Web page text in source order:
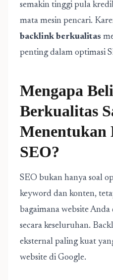
semakin tinggi pula
mata mesin pencari.
backlink berkualitas
penting dalam optimasi
Mengapa
Berkualitas
Menentukan
SEO?
SEO bukan hanya soal
keyword dan konten,
bagaimana website
secara keseluruhan.
eksternal paling kuat
website di Google.